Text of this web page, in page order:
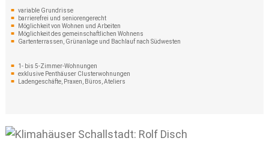
variable Grundrisse
barrierefrei und seniorengerecht
Möglichkeit von Wohnen und Arbeiten
Möglichkeit des gemeinschaftlichen Wohnens
Gartenterrassen, Grünanlage und Bachlauf nach Südwesten
1- bis 5-Zimmer-Wohnungen
exklusive Penthäuser Clusterwohnungen
Ladengeschäfte, Praxen, Büros, Ateliers